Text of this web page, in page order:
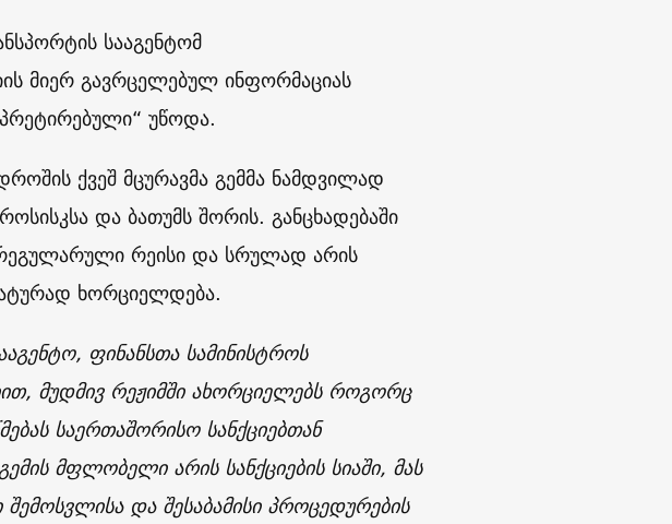
სააგენტომ
მიერ გავრცელებულ ინფორმაციას
უწოდა.
ქვეშ მცურავმა გემმა ნამდვილად
და ბათუმს შორის. განცხადებაში
რეისი და სრულად არის
ხორციელდება.
ფინანსთა სამინისტროს
მუდმივ რეჟიმში ახორციელებს როგორც
საერთაშორისო სანქციებთან
მფლობელი არის სანქციების სიაში, მას
და შესაბამისი პროცედურების